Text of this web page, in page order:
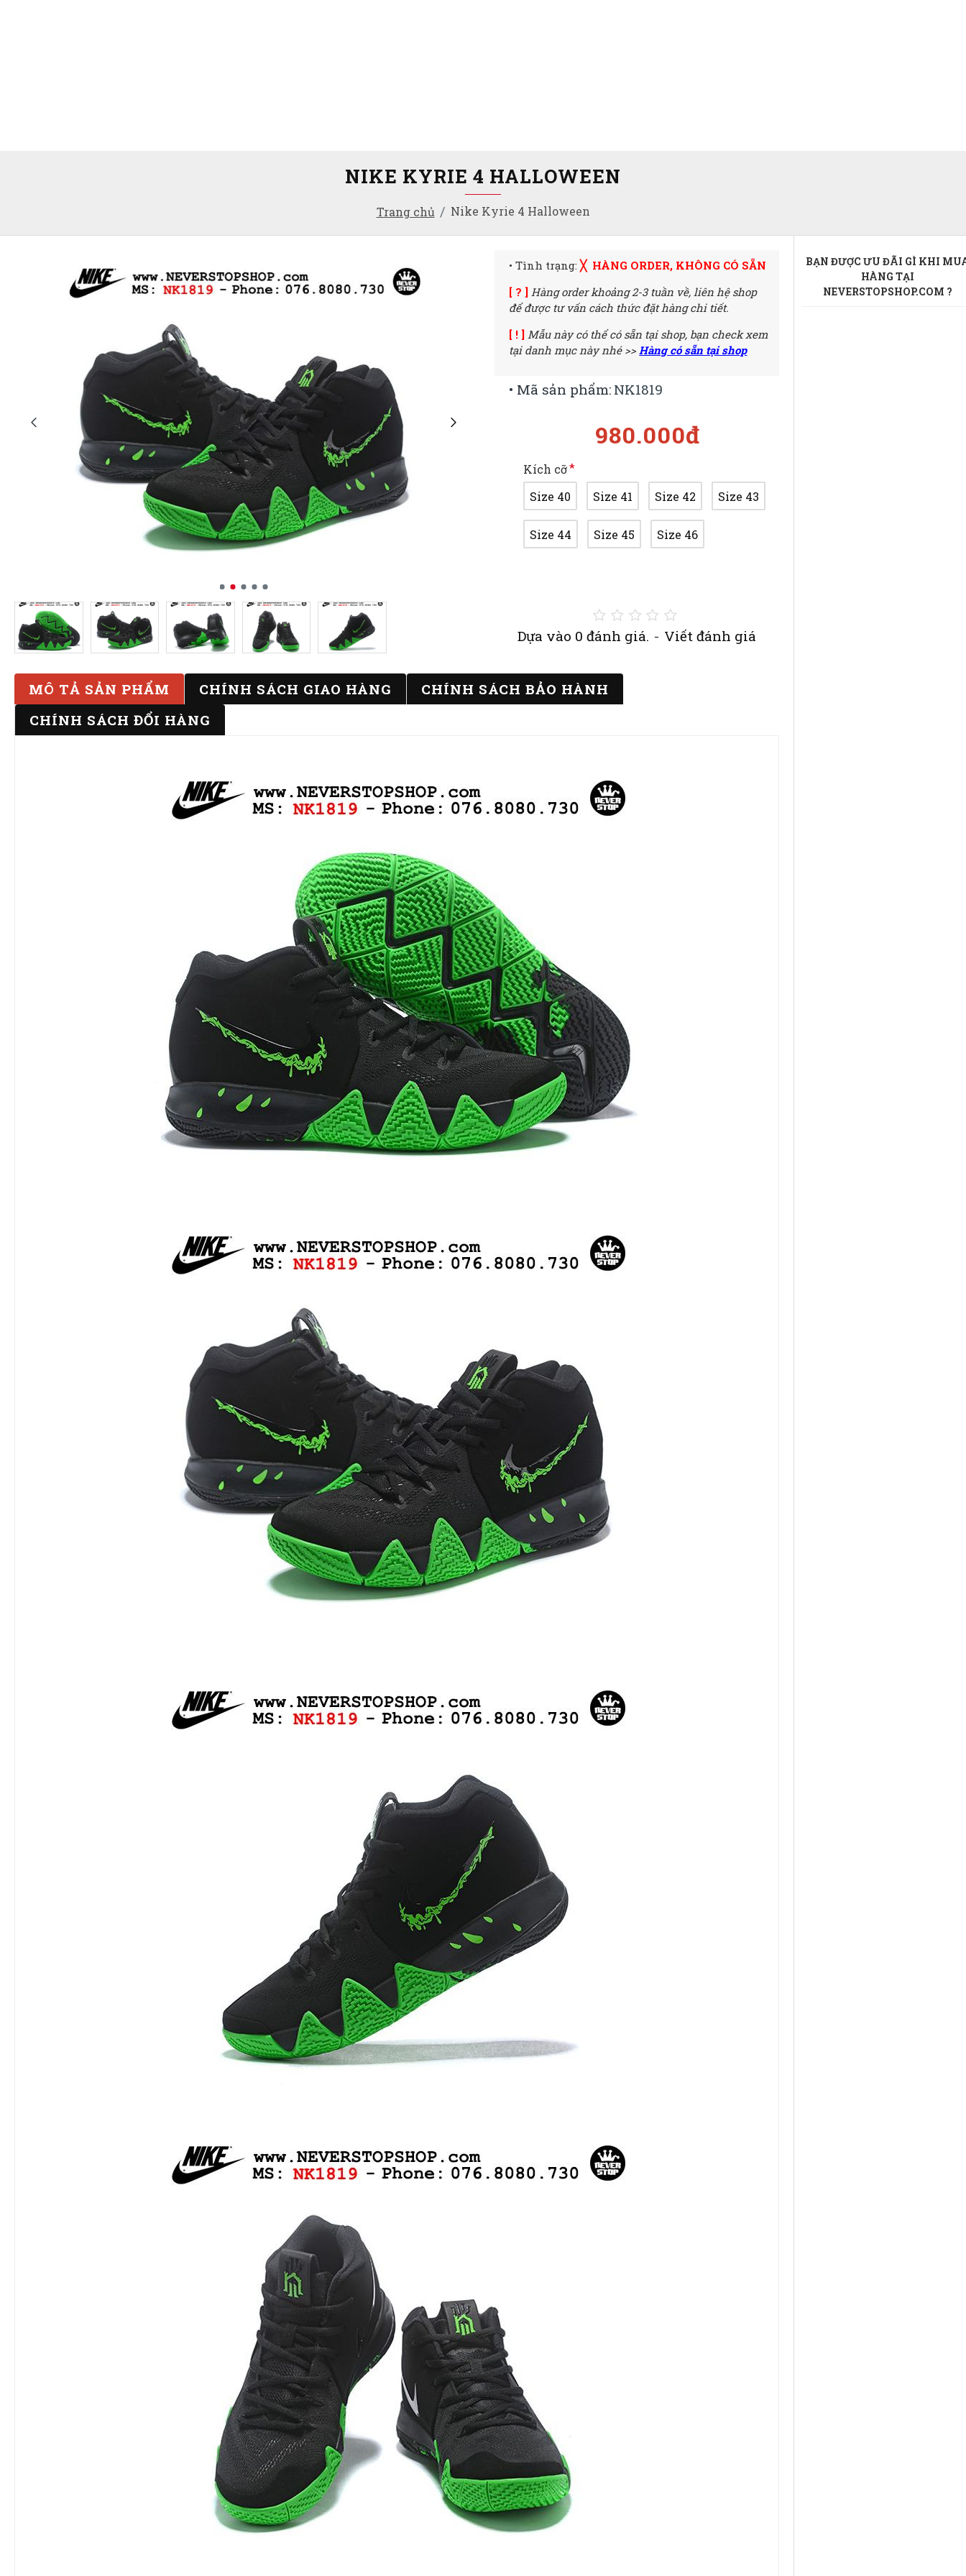
Trang chủ Nike Kyrie 4 Halloween
NIKE KYRIE 4 HALLOWEEN
Dựa vào 0 đánh giá. - Viết đánh giá
980.000đ
• Mã sản phẩm: NK1819
Kích cỡ
Size 40
Size 41 Size 42 Size 43
Size 44 Size 45 Size 46
• Tình trạng:╳ HÀNG ORDER, KHÔNG CÓ SẴN
[ ? ] Hàng order khoảng 2-3 tuần về,liên hệ shop
để được tư vấn cách thức đặt hàng chi tiết.
[ ! ] Mẫu này có thể có sẵn tại shop, bạn check xem
tại danh mục này nhé >>Hàng có sẵn tại shop
MÔ TẢ SẢN PHẨM CHÍNH SÁCH GIAO HÀNG
CHÍNH SÁCH BẢO HÀNH
CHÍNH SÁCH ĐỔI HÀNG
BẠN ĐƯỢC ƯU ĐÃI GÌ KHI
HÀNG TẠI
NEVERSTOPSHOP.COM ?